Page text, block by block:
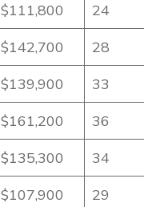
$111,800
24
$142,700
28
$139,900
33
$161,200
36
$135,300
34
$107,900
29